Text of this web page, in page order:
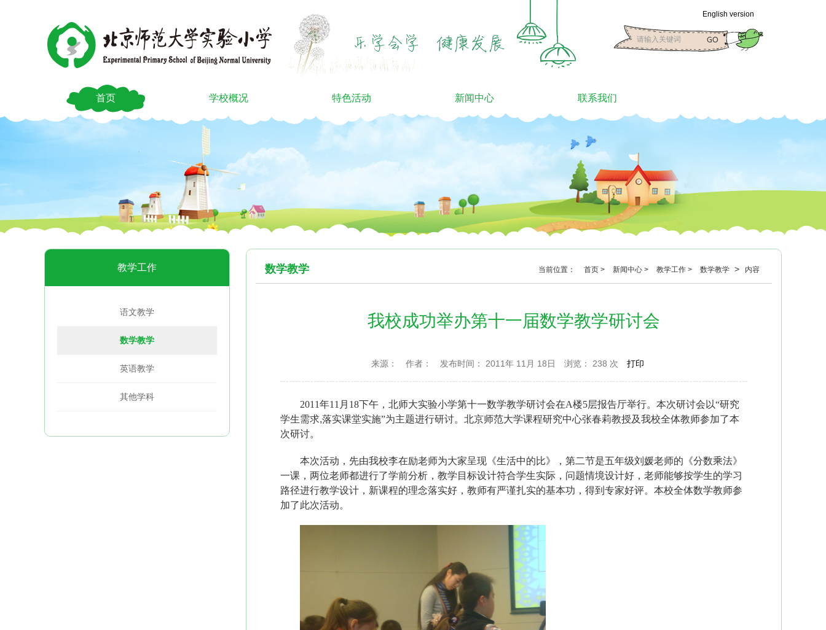
English version
首页 学校概况 特色活动 新闻中心 联系我们
教学工作
语文教学
数学教学
英语教学
其他学科
当前位置： 首页 > 新闻中心 > 教学工作 > 数学教学 > 内容
数学教学
我校成功举办第十一届数学教学研讨会
来源： 作者： 发布时间： 2011年 11月 18日 浏览： 238 次 打印
2011年11 月 18下午， 北师大实验小学第十一数学教学研讨会在A楼5层报告厅举行。 本次研讨会以“研究
学生需求,落实课堂实施”为主题进行研讨。北京师范大学课程研究中心张春莉教授及我校全体教师参加了本
次研讨。
本次活动，先由我校李在励老师为大家呈现《生活中的比》，第二节是五年级刘媛老师的《分数乘法》
一课，两位老师都进行了学前分析，教学目标设计符合学生实际，问题情境设计好，老师能够按学生的学习
路径进行教学设计，新课程的理念落实好，教师有严谨扎实的基本功，得到专家好评。本校全体数学教师参
加了此次活动。